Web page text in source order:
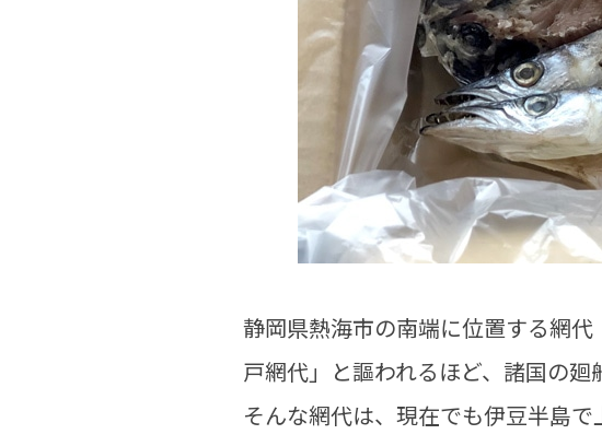
静岡県熱海市の南端に位置する網
戸網代」と謳われるほど、諸国の
そんな網代は、現在でも伊豆半島